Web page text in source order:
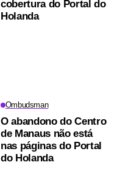
cobertura do Portal do
Holanda
Ombudsman
O abandono do Centro
de Manaus não está
nas páginas do Portal
do Holanda